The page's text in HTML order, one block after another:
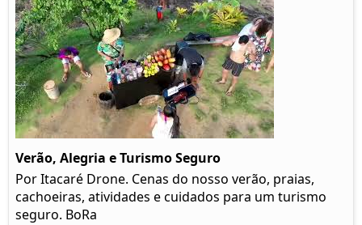
Verão, Alegria e Turismo Seguro
Por Itacaré Drone. Cenas do nosso verão, praias,
cachoeiras, atividades e cuidados para um turismo
seguro. BoRa